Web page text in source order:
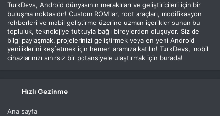
TurkDevs, Android dünyasının meraklıları ve geliştiricileri için bir
buluşma noktasıdır! Custom ROM'lar, root araçları, modifikasyon
rehberleri ve mobil geliştirme üzerine uzman içerikler sunan bu
topluluk, teknolojiye tutkuyla bağlı bireylerden oluşuyor. Siz de
bilgi paylaşmak, projelerinizi geliştirmek veya en yeni Android
yeniliklerini keşfetmek için hemen aramıza katılın! TurkDevs, mobil
cihazlarınızı sınırsız bir potansiyele ulaştırmak için burada!
Hızlı Gezinme
Ana sayfa